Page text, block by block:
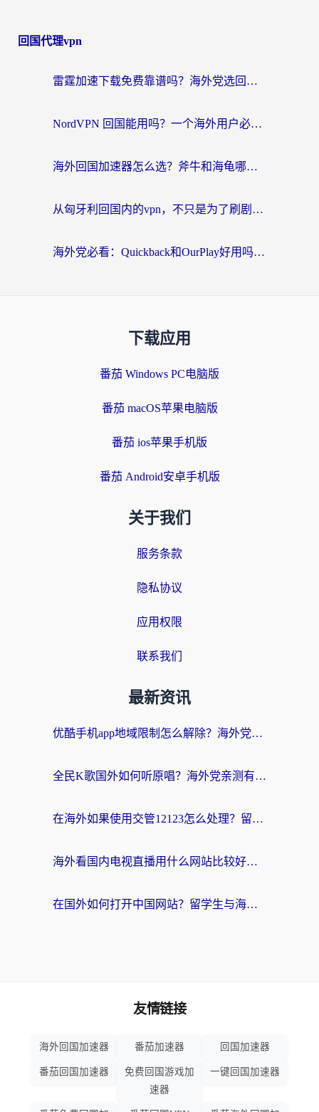
回国代理vpn
雷霆加速下载免费靠谱吗？海外党选回国加速器的避坑指南（附热门工具对比）
NordVPN 回国能用吗？一个海外用户必须面对的真实困境
海外回国加速器怎么选？斧牛和海龟哪个好？一篇帮你避开坑的实用指南
从匈牙利回国内的vpn，不只是为了刷剧那么简单
海外党必看：Quickback和OurPlay好用吗？3分钟选对回国加速器，无缝刷剧玩游戏
下载应用
番茄 Windows PC电脑版
番茄 macOS苹果电脑版
番茄 ios苹果手机版
番茄 Android安卓手机版
关于我们
服务条款
隐私协议
应用权限
联系我们
最新资讯
优酷手机app地域限制怎么解除？海外党亲测有效的追剧方案
全民K歌国外如何听原唱？海外党亲测有效的回国加速器选择指南
在海外如果使用交管12123怎么处理？留学生亲测有效的回国加速方案
海外看国内电视直播用什么网站比较好？一篇解决你所有追剧难题的实用指南
在国外如何打开中国网站？留学生与海外华人的无缝访问指南
友情链接
海外回国加速器 番茄加速器 回国加速器
番茄回国加速器
免费回国游戏加
速器
一键回国加速器